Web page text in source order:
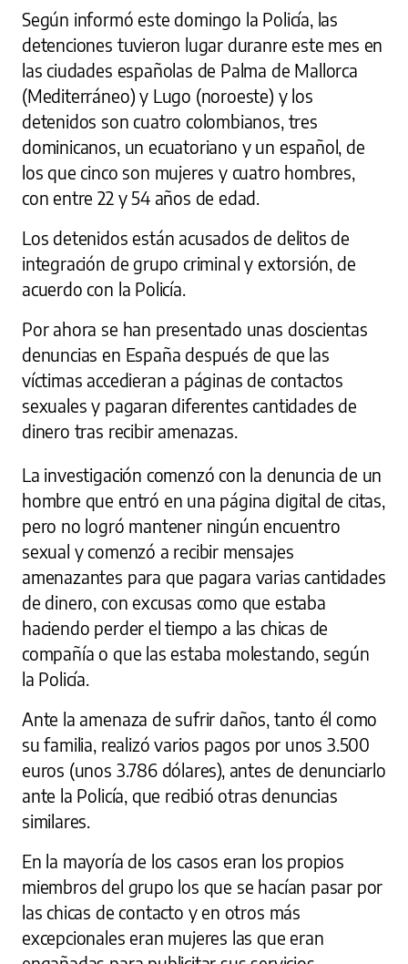
Según informó este domingo la Policía, las
detenciones tuvieron lugar duranre este mes en
las ciudades españolas de Palma de Mallorca
(Mediterráneo) y Lugo (noroeste) y los
detenidos son cuatro colombianos, tres
dominicanos, un ecuatoriano y un español, de
los que cinco son mujeres y cuatro hombres,
con entre 22 y 54 años de edad.
Los detenidos están acusados de delitos de
integración de grupo criminal y extorsión, de
acuerdo con la Policía.
Por ahora se han presentado unas doscientas
denuncias en España después de que las
víctimas accedieran a páginas de contactos
sexuales y pagaran diferentes cantidades de
dinero tras recibir amenazas.
La investigación comenzó con la denuncia de un
hombre que entró en una página digital de citas,
pero no logró mantener ningún encuentro
sexual y comenzó a recibir mensajes
amenazantes para que pagara varias cantidades
de dinero, con excusas como que estaba
haciendo perder el tiempo a las chicas de
compañía o que las estaba molestando, según
la Policía.
Ante la amenaza de sufrir daños, tanto él como
su familia, realizó varios pagos por unos 3.500
euros (unos 3.786 dólares), antes de denunciarlo
ante la Policía, que recibió otras denuncias
similares.
En la mayoría de los casos eran los propios
miembros del grupo los que se hacían pasar por
las chicas de contacto y en otros más
excepcionales eran mujeres las que eran